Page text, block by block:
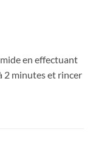
en effectuant
2 minuteset rincer